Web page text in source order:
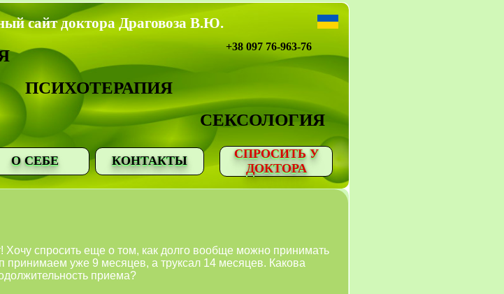
сайт доктора Драговоза В.Ю.
+38 097 76-963-76
ПСИХОТЕРАПИЯ
СЕКСОЛОГИЯ
О СЕБЕ КОНТАКТЫ
СПРОСИТЬ У
ДОКТОРА
Хочу спросить еще о том, как долго вообще можно принимать
принимаем уже 9 месяцев, а труксал 14 месяцев. Какова
приема?